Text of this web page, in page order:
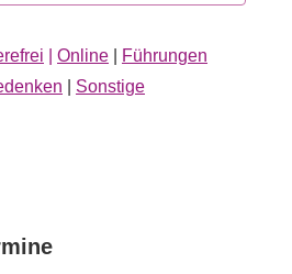
Online
Führungen
Sonstige